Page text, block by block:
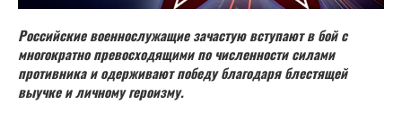
Российские военнослужащие зачастую вступают в бой с
многократно превосходящими по численности силами
противника и одерживают победу благодаря блестящей
выучке и личному героизму.